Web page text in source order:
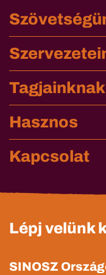
Tagjainknak
Hasznos
Kapcsolat
Lépj velünk
SINOSZ